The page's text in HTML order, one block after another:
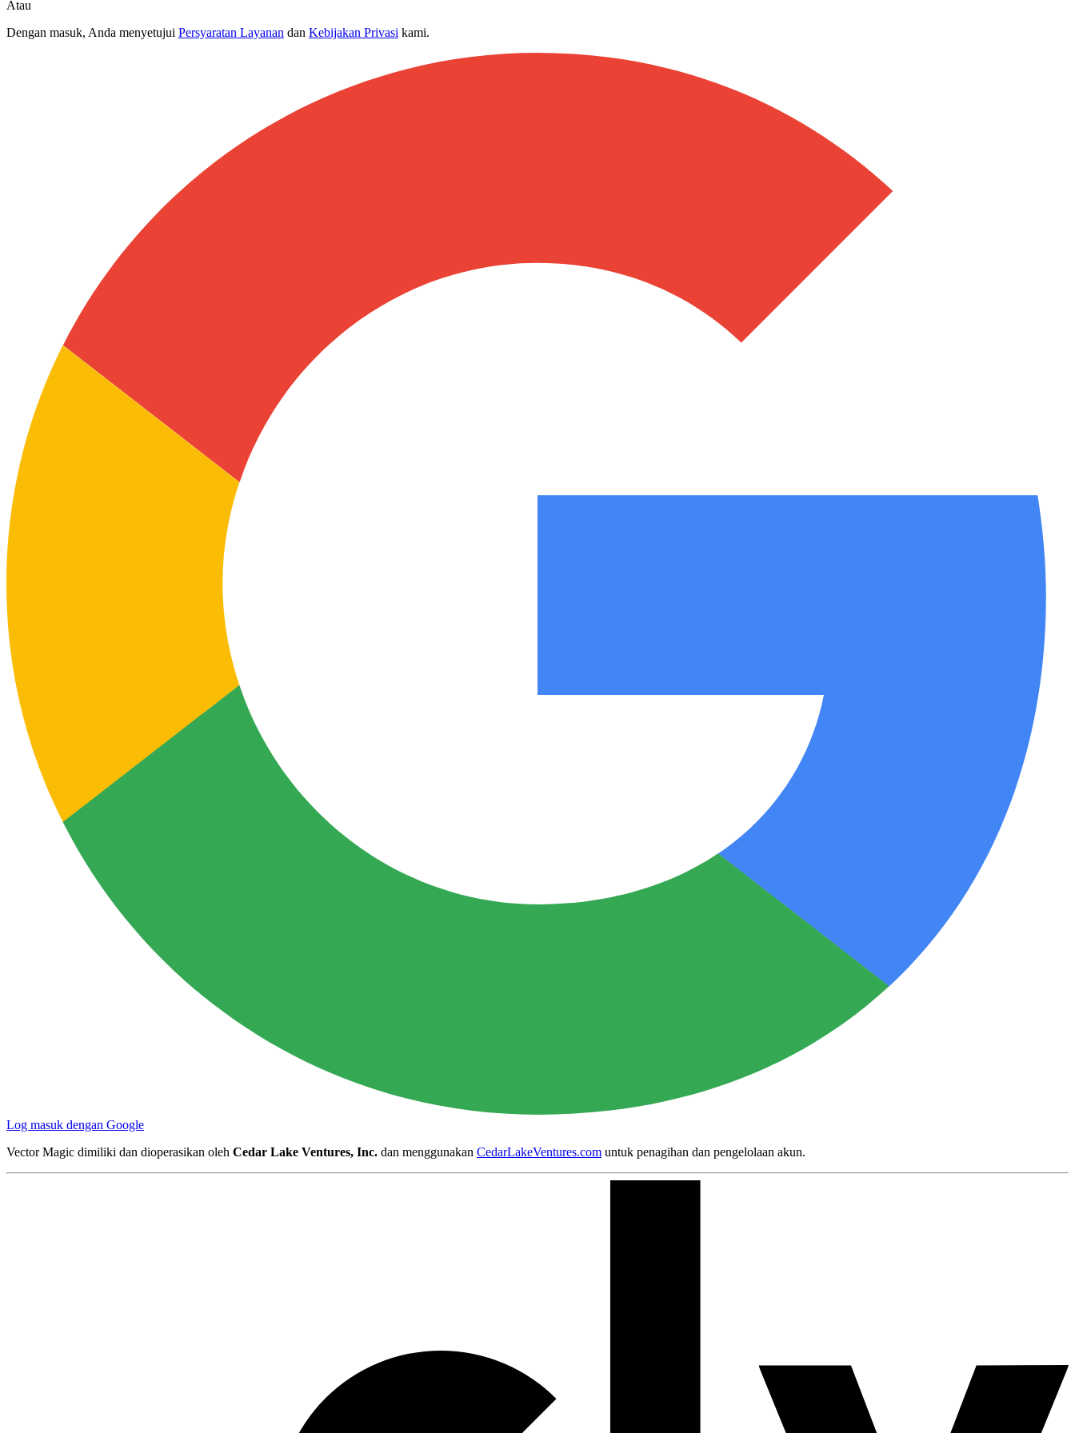
Atau
Dengan masuk, Anda menyetujui Persyaratan Layanan dan Kebijakan Privasi kami.
Log masuk dengan Google
Vector Magic dimiliki dan dioperasikan oleh Cedar Lake Ventures, Inc. dan menggunakan CedarLakeVentures.com untuk penagihan dan pengelolaan akun.